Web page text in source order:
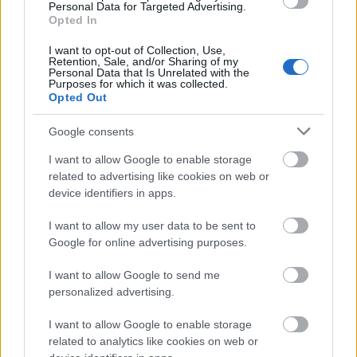
Personal Data for Targeted Advertising.
Opted In
I want to opt-out of Collection, Use,
Retention, Sale, and/or Sharing of my
Personal Data that Is Unrelated with the
Purposes for which it was collected.
Opted Out
Google consents
I want to allow Google to enable storage
related to advertising like cookies on web or
device identifiers in apps.
I want to allow my user data to be sent to
Google for online advertising purposes.
I want to allow Google to send me
personalized advertising.
I want to allow Google to enable storage
related to analytics like cookies on web or
Extra stor storlek(6,144 x 4,096)
WebP(1.7 MB)
JPEG(4.6 MB)
Komiskt stor storlek (1,048,576 x 699,051)
Laddar fortfarande upp... ;-)
Bildbeskrivning
rabatt av vattenkrasse som frodas i en grund, mjukt
flödande vattenkanal avsedd för odling av
dagsljus, vilket framhäver den livfulla gröna färgen
och det fräscha, friska utseendet hos